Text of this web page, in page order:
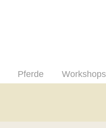
Pferde Workshops